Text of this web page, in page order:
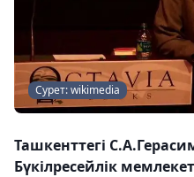
Сурет: wikimedia
Ташкенттегі
Бүкілресейлік